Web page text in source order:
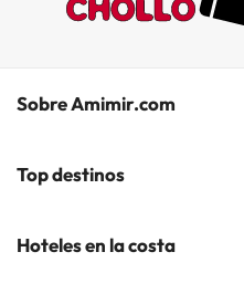
Sobre Amimir.com
¿Quiénes somos?
Gestionar mi reserva
Top destinos
Hoteles en Salou
Hoteles en la costa